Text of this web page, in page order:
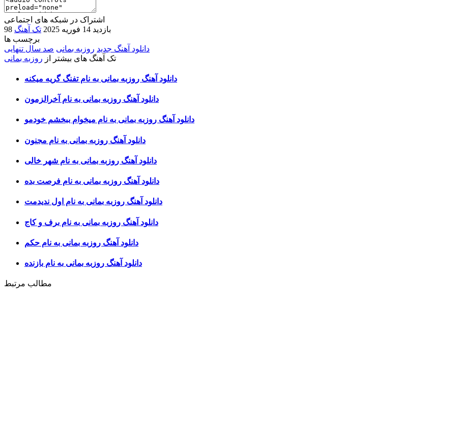
اشتراک در شبکه های اجتماعی
98 بازدید 14 فوریه 2025
تک آهنگ
برچسب ها
دانلود آهنگ جدید روزبه بمانی صد سال تنهایی
تک آهنگ های بیشتر از روزبه بمانی
دانلود آهنگ روزبه بمانی به نام تفنگ گریه میکنه
دانلود آهنگ روزبه بمانی به نام آخرالزمون
دانلود آهنگ روزبه بمانی به نام میخوام ببخشم خودمو
دانلود آهنگ روزبه بمانی به نام مجنون
دانلود آهنگ روزبه بمانی به نام شهر خالی
دانلود آهنگ روزبه بمانی به نام فرصت بده
دانلود آهنگ روزبه بمانی به نام اول ندیدمت
دانلود آهنگ روزبه بمانی به نام برف و کاج
دانلود آهنگ روزبه بمانی به نام حکم
دانلود آهنگ روزبه بمانی به نام بازنده
مطالب مرتبط